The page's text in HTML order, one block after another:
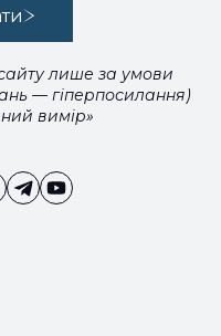
лише за умови
— гіперпосилання)
вимір»